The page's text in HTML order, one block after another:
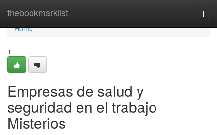
thebookmarklist
Home
Home
1
Empresas de salud y
seguridad en el trabajo
Misterios